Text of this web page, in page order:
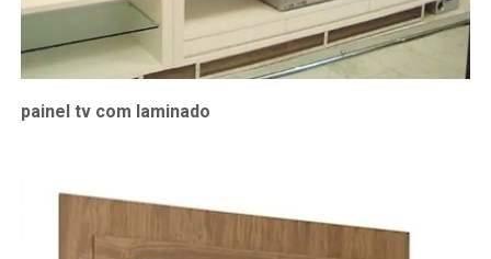
painel tv com laminado